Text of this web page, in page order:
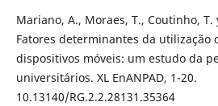
Mariano, A., Moraes, T., Coutinho, T.
Fatores determinantes da utilização
dispositivos móveis: um estudo da
universitários. XL EnANPAD, 1-20.
10.13140/RG.2.2.28131.35364